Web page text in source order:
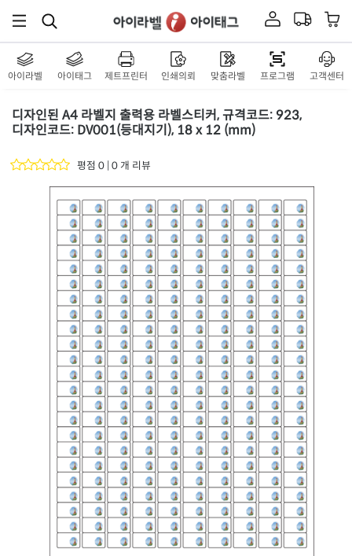
아이라벨 아이태그 제트프린터 인쇄의뢰 맞춤라벨 프로그램 고객센터
디자인된 A4 라벨지 출력용 라벨스티커, 규격코드: 923,
디자인코드: DV001(등대지기), 18 x 12 (mm)
평점 0 | 0 개 리뷰